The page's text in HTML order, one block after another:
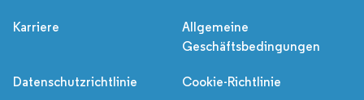
Karriere
Allgemeine
Geschäftsbedingungen
Datenschutzrichtlinie Cookie-Richtlinie